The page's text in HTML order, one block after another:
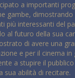
a importanti
gambe, dimostrando
più interessanti del
al futuro della sua
di avere una
e per il cinema in
a stupire il
sua abilità di recitare.